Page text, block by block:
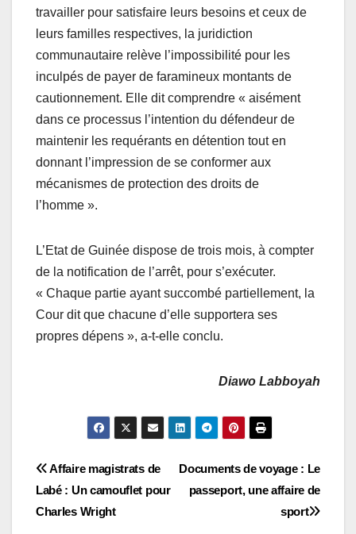
travailler pour satisfaire leurs besoins et ceux de
leurs familles respectives, la juridiction
communautaire relève l’impossibilité pour les
inculpés de payer de faramineux montants de
cautionnement. Elle dit comprendre « aisément
dans ce processus l’intention du défendeur de
maintenir les requérants en détention tout en
donnant l’impression de se conformer aux
mécanismes de protection des droits de
l’homme ».
L’Etat de Guinée dispose de trois mois, à compter
de la notification de l’arrêt, pour s’exécuter.
« Chaque partie ayant succombé partiellement, la
Cour dit que chacune d’elle supportera ses
propres dépens », a-t-elle conclu.
Diawo Labboyah
Navigation
de
Documents de voyage : Le
passeport, une affaire de
sport
Affaire magistrats de
Labé : Un camouflet pour
Charles Wright